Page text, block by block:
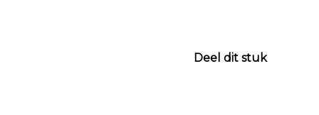
Deel dit stuk